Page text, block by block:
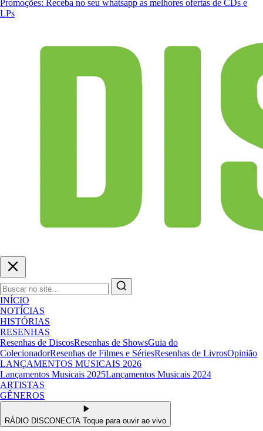
Promoções: Receba no seu whatsapp as melhores ofertas de CDs e
LPs
INÍCIO
NOTÍCIAS
HISTÓRIAS
RESENHAS
Resenhas de DiscosResenhas de ShowsGuia do
ColecionadorResenhas de Filmes e SériesResenhas de LivrosOpinião
LANÇAMENTOS MUSICAIS 2026
Lançamentos Musicais 2025Lançamentos Musicais 2024
ARTISTAS
GÊNEROS
RÁDIO DISCONECTA Toque para ouvir ao vivo